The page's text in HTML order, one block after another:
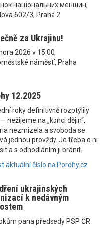
національних меншин,
602/3, Praha 2
za Ukrajinu!
2026 v 15:00,
náměstí, Praha
12.2025
roky definitivně rozptýlily
nežijeme na „konci dějin“,
nezmizela a svoboda se
jednou provždy. Je třeba o ni
a s odhodláním ji bránit.
aktuální číslo na Porohy.cz
ukrajinských
k nedávným
pana předsedy PSP ČR